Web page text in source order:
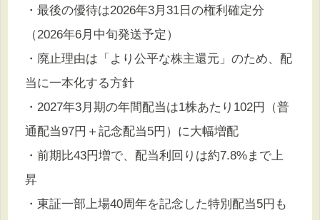
・最後の優待は2026年3月31日の権利確定分
（2026年6月中旬発送予定）
・廃止理由は「より公平な株主還元」のため、配
当に一本化する方針
・2027年3月期の年間配当は1株あたり102円（普
通配当97円＋記念配当5円）に大幅増配
・前期比43円増で、配当利回りは約7.8%まで上
昇
・東証一部上場40周年を記念した特別配当5円も